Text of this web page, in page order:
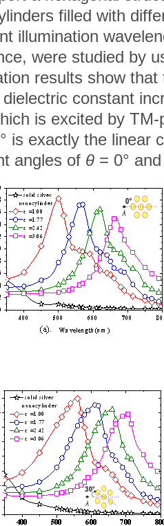
filled with
illumination
were studied by
results show
constant
is excited by
is exactly the linear
angles of θ= 0° and